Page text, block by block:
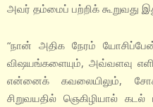
அவர் தம்மைப் பற்றிக் கூறுவது
“நான் அதிக நேரம்
விஷயங்களையும், அவ்வளவு
என்னைக் கவலையிலும்,
சிறுவயதில் ஞெகிழியால் கடல்